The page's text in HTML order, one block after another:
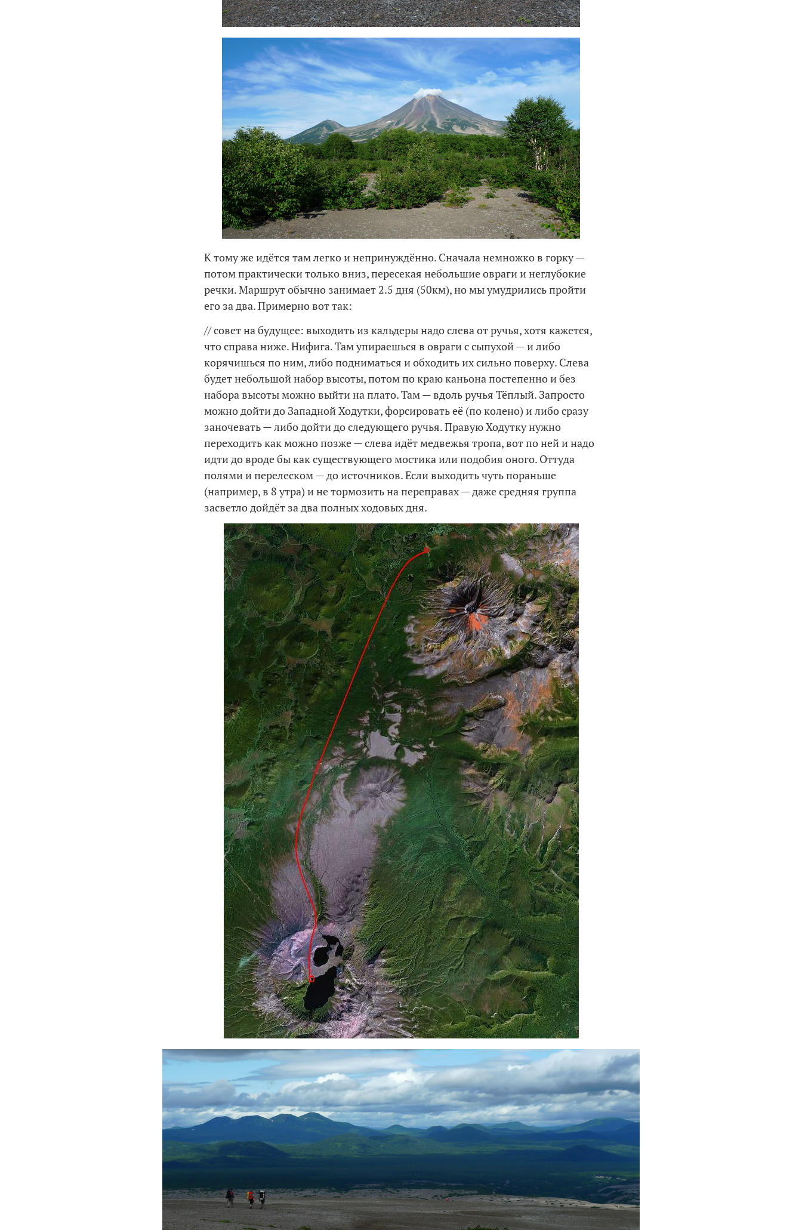
К тому же идётся там легко и непринуждённо. Сначала немножко в горку —
потом практически только вниз, пересекая небольшие овраги и неглубокие
речки. Маршрут обычно занимает 2.5 дня (50км), но мы умудрились пройти
его за два. Примерновот так:
// совет на будущее: выходить из кальдеры надо слева от ручья, хотя кажется,
что справа ниже. Нифига. Там упираешься в овраги с сыпухой — и либо
корячишься по ним, либо подниматься и обходить их сильно поверху. Слева
будет небольшой набор высоты, потом по краю каньона постепенно и без
набора высоты можно выйти на плато. Там — вдоль ручья Тёплый. Запросто
можно дойти до Западной Ходутки, форсировать её (по колено) и либо сразу
заночевать — либо дойти до следующего ручья. Правую Ходутку нужно
переходить как можно позже — слева идёт медвежья тропа, вот по ней и надо
идти до вроде бы как существующего мостика или подобия оного. Оттуда
полями и перелеском — до источников. Если выходить чуть пораньше
(например, в 8 утра) и не тормозить на переправах — даже средняя группа
засветло дойдёт за два полных ходовых дня.